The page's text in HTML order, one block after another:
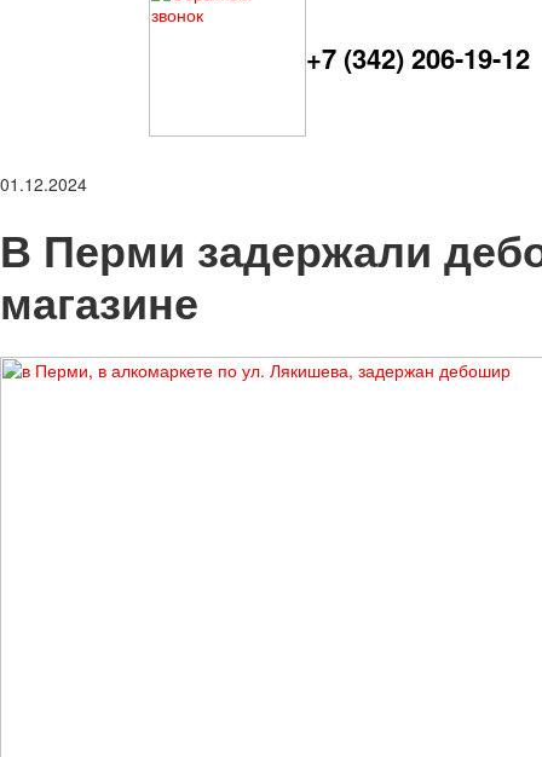
+7 (342) 206-19-12
01.12.2024
В Перми задержали
магазине